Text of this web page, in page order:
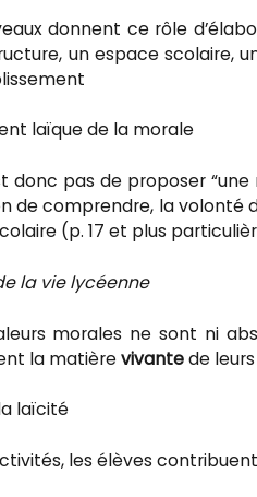
donnent ce rôle
un espace scolaire,
laïque de la morale
donc pas de proposer
de comprendre, la volonté
(p. 17 et plus
la vie lycéenne
morales ne sont ni
la matièrevivantede
laïcité
les élèves